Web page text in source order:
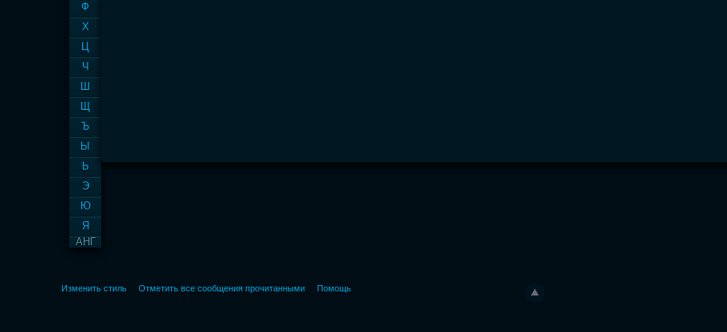
Ф
Х
Ц
Ч
Ш
Щ
Ъ
Ы
Ь
Э
Ю
Я
АНГ
Изменить стиль Отметить все сообщения прочитанными Помощь